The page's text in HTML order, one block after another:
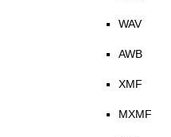
WAV
AWB
XMF
MXMF